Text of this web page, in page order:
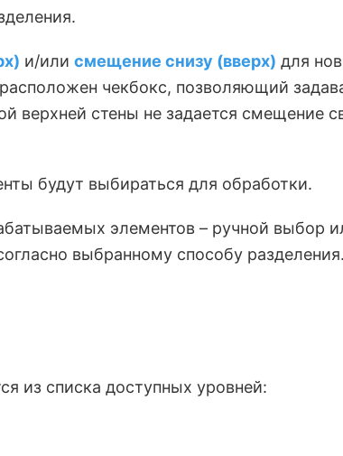
и/или смещение снизу (вверх) для
чекбокс, позволяющий
верхней стены не задается смещение
будут выбираться для обработки.
элементов – ручной выбор
выбранному способу
из списка доступных уровней: